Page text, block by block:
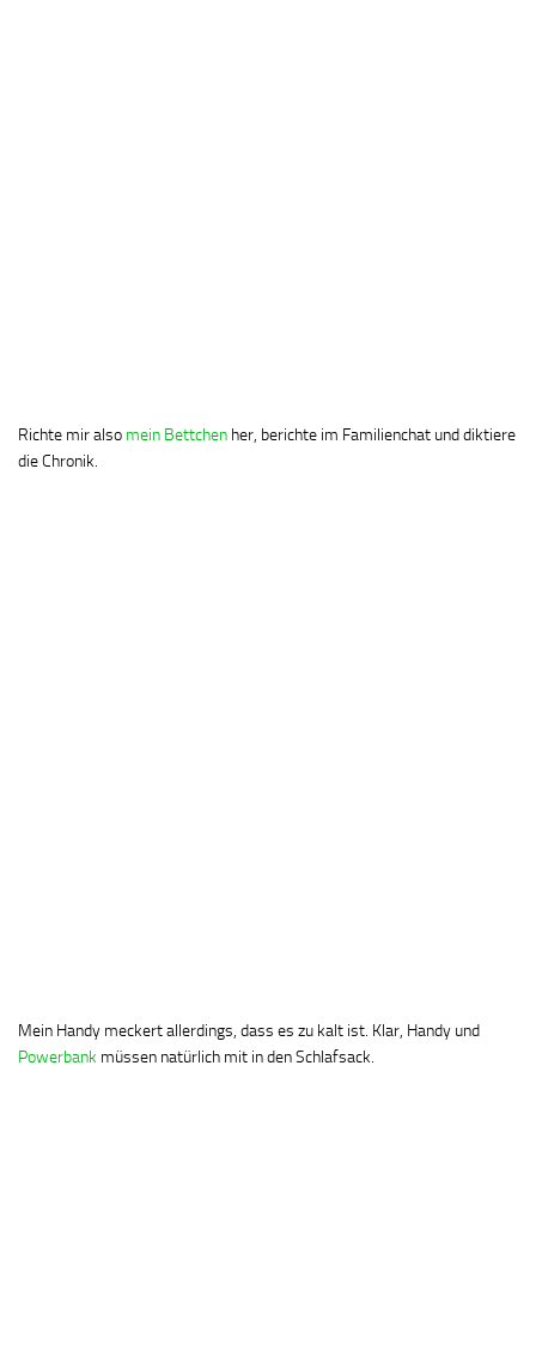
Richte mir also mein Bettchen her, berichte im Familienchat und diktiere
die Chronik.
Mein Handy meckert allerdings, dass es zu kalt ist. Klar, Handy und
Powerbank müssen natürlich mit in den Schlafsack.